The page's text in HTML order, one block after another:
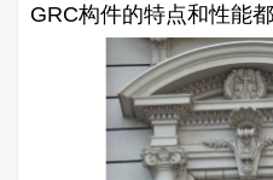
GRC构件的特点和性能